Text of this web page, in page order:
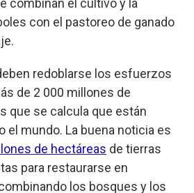
combinan el cultivo y la
con el pastoreo de ganado
redoblarse los esfuerzos
de 2 000 millones de
que se calcula que están
el mundo. La buena noticia es
de hectáreas de tierras
para restaurarse en
los bosques y los